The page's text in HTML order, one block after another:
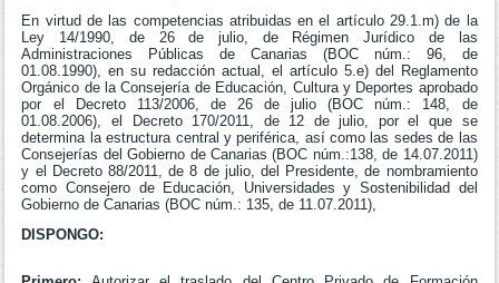
En virtud de las competencias atribuidas en el artículo 29.1.m) de la
Ley 14/1990, de 26 de julio, de Régimen Jurídico de las
Administraciones Públicas de Canarias (BOC núm.: 96, de
01.08.1990), en su redacción actual, el artículo 5.e) del Reglamento
Orgánico de la Consejería de Educación, Cultura y Deportes aprobado
por el Decreto 113/2006, de 26 de julio (BOC núm.: 148, de
01.08.2006), el Decreto 170/2011, de 12 de julio, por el que se
determina la estructura central y periférica, así como las sedes de las
Consejerías del Gobierno de Canarias (BOC núm.:138, de 14.07.2011)
y el Decreto 88/2011, de 8 de julio, del Presidente, de nombramiento
como Consejero de Educación, Universidades y Sostenibilidad del
Gobierno de Canarias (BOC núm.: 135, de 11.07.2011),
DISPONGO: